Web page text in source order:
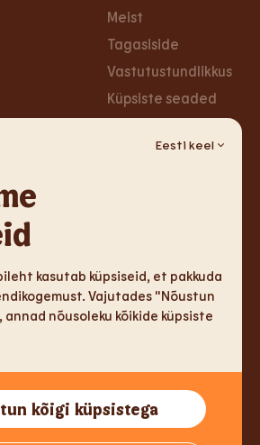
Eesti keel
kasutab küpsiseid, et pakkuda
Vajutades "Nõustun
nõusoleku kõikide küpsiste
kõigi küpsistega
Meist
Tagasiside
Vastutustundlikkus
Küpsiste seaded
Ligipääsetavus
Facebook
Instagram
King Corporation. Kõik õigused